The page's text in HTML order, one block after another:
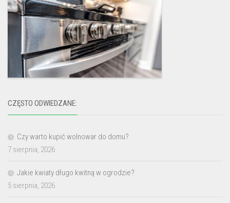
CZĘSTO ODWIEDZANE:
Czy warto kupić wolnowar do domu?
7 sierpnia, 2026
Jakie kwiaty długo kwitną w ogrodzie?
5 sierpnia, 2026